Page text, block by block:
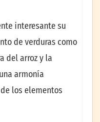
interesante su
de verduras como
del arroz y la
armonía
los elementos